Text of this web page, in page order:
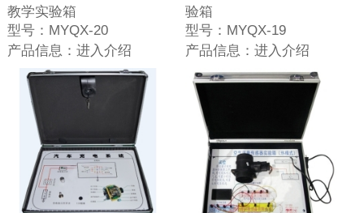
教学实验箱
型号： MYQX-20
产品信息： 进入介绍
验箱
型号： MYQX-19
产品信息：进入介绍